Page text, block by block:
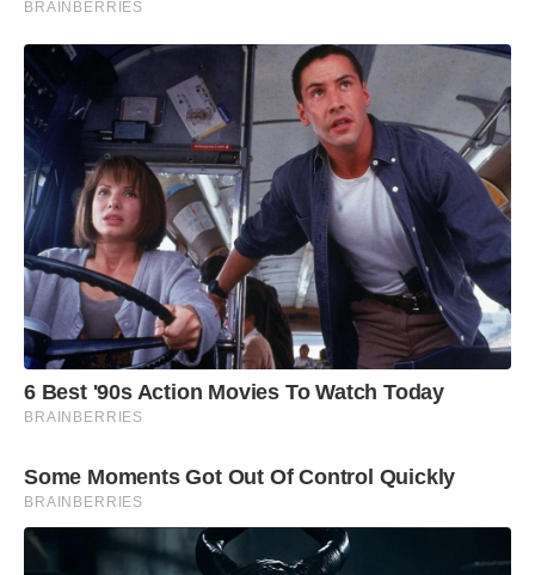
causas comunitárias)
Catas Altas : Joaquim Pereira dos Santos
(Joaquim Madeira), por seu trabalho
voluntário e projetos de inclusão social, como
a Guarda Mirim
Dionísio
: Weber Americano (ex-prefeito com
legado em infraestrutura)
Dom Silvério: Áurea Célia de Oliveira Coura
(médica com mais de 30 anos de atuação)
Itabira: Marco Antônio Gomes (vice-prefeito,
nefrologista, pastor e impulsionador da
João Monlevade: Ricardo Nonato de Araújo
Silva (empresário, fundador da Fusão Ligas,
referência em sustentabilidade industrial)
BRAINBERRIES
6 Best '90s Action Movies To Watch Today
BRAINBERRIES
Some Moments Got Out Of Control Quickly
BRAINBERRIES